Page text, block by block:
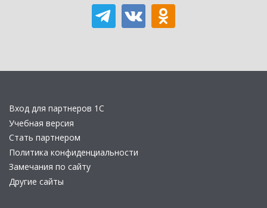
Вход для партнеров 1С
Учебная версия
Стать партнером
Политика конфиденциальности
Замечания по сайту
Другие сайты